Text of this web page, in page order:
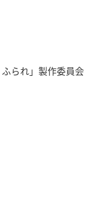
られ」製作委員会